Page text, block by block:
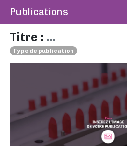
Publications
Titre : ...
Type de publication